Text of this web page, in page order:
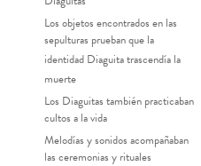
Los objetos encontrados en las
sepulturas prueban que la
identidad Diaguita trascendía la
muerte
Los Diaguitas también practicaban
cultos a la vida
Melodías y sonidos acompañaban
las ceremonias y rituales